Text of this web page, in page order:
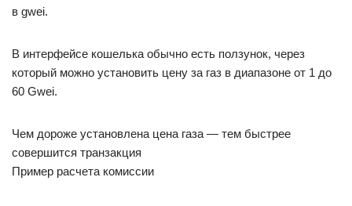
в gwei.
В интерфейсе кошелька обычно есть ползунок, через
который можно установить цену за газ в диапазоне от 1 до
60 Gwei.
Чем дороже установлена цена газа — тем быстрее
совершится транзакция
Пример расчета комиссии